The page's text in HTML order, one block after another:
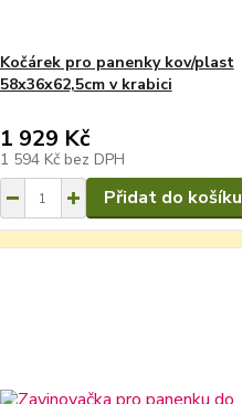
Kočárek pro panenky kov/plast
58x36x62,5cm v krabici
1 929 Kč
1 594 Kč bez DPH
Přidat do košíku